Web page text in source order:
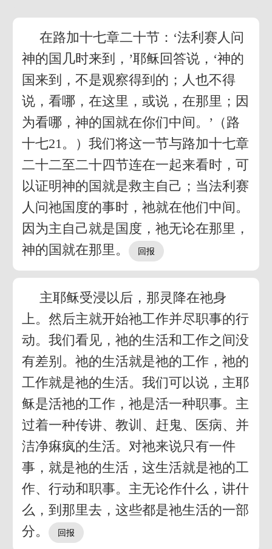
在路加十七章二十节：‘法利赛人问
神的国几时来到，’耶稣回答说，‘神的
国来到，不是观察得到的；人也不得
说，看哪，在这里，或说，在那里；因
为看哪，神的国就在你们中间。’（路
十七21。）我们将这一节与路加十七章
二十二至二十四节连在一起来看时，可
以证明神的国就是救主自己；当法利赛
人问祂国度的事时，祂就在他们中间。
因为主自己就是国度，祂无论在那里，
神的国就在那里。
主耶稣受浸以后，那灵降在祂身
上。然后主就开始祂工作并尽职事的行
动。我们看见，祂的生活和工作之间没
有差别。祂的生活就是祂的工作，祂的
工作就是祂的生活。我们可以说，主耶
稣是活祂的工作，祂是活一种职事。主
过着一种传讲、教训、赶鬼、医病、并
洁净痳疯的生活。对祂来说只有一件
事，就是祂的生活，这生活就是祂的工
作、行动和职事。主无论作什么，讲什
么，到那里去，这些都是祂生活的一部
分。